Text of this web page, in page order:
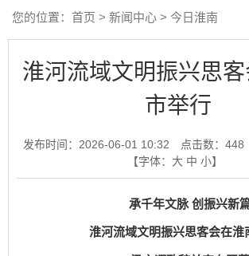
您的位置： 首页 > 新闻中心 > 今日淮南
淮河流域文明振兴思
市举行
发布时间：2026-06-01 10:32 点击数： 448
【字体： 大 中 小】
承千年文脉 创振兴新
淮河流域文明振兴思客会在淮